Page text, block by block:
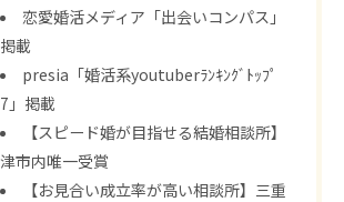
恋愛婚活メディア「出会いコンパス」
掲載
presia「婚活系youtuberﾗﾝｷﾝｸﾞﾄｯﾌﾟ
7」掲載
【スピード婚が目指せる結婚相談所】
津市内唯一受賞
【お見合い成立率が高い相談所】三重